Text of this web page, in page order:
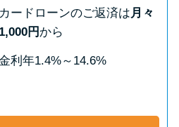
カードローンのご返済は月々
1,000円 から
利年1.4%～14.6%